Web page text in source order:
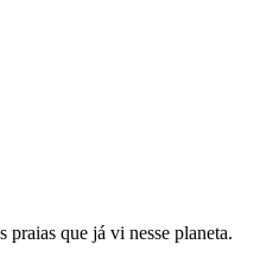
praias que já vi nesse planeta.